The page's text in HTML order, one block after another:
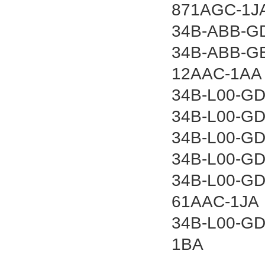
871AGC-
34B-ABB-
34B-ABB-
12AAC-1AA
34B-L00-
34B-L00-
34B-L00-
34B-L00-
34B-L00-
61AAC-1JA
34B-L00-
1BA